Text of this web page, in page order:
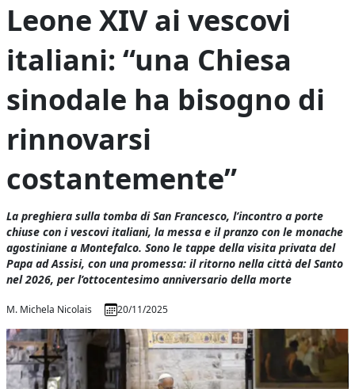
Leone XIV ai vescovi
italiani: “una Chiesa
sinodale ha bisogno di
rinnovarsi
costantemente”
La preghiera sulla tomba di San Francesco, l’incontro a porte
chiuse con i vescovi italiani, la messa e il pranzo con le monache
agostiniane a Montefalco. Sono le tappe della visita privata del
Papa ad Assisi, con una promessa: il ritorno nella città del Santo
nel 2026, per l’ottocentesimo anniversario della morte
M. Michela Nicolais 20/11/2025